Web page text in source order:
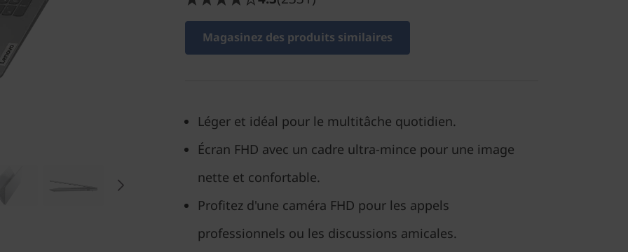
Magasinez des produits similaires
Léger et idéal pour le multitâche quotidien.
Écran FHD avec un cadre ultra-mince pour une image
nette et confortable.
Profitez d'une caméra FHD pour les appels
professionnels ou les discussions amicales.